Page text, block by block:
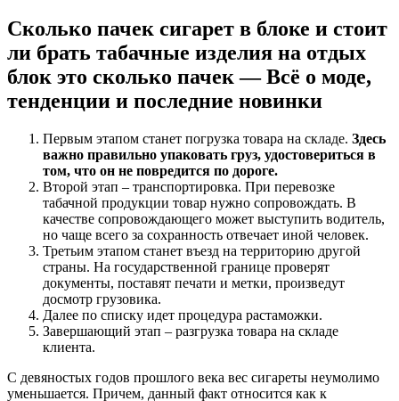
Сколько пачек сигарет в блоке и стоит
ли брать табачные изделия на отдых
блок это сколько пачек — Всё о моде,
тенденции и последние новинки
Первым этапом станет погрузка товара на складе. Здесь
важно правильно упаковать груз, удостовериться в
том, что он не повредится по дороге.
Второй этап – транспортировка. При перевозке
табачной продукции товар нужно сопровождать. В
качестве сопровождающего может выступить водитель,
но чаще всего за сохранность отвечает иной человек.
Третьим этапом станет въезд на территорию другой
страны. На государственной границе проверят
документы, поставят печати и метки, произведут
досмотр грузовика.
Далее по списку идет процедура растаможки.
Завершающий этап – разгрузка товара на складе
клиента.
С девяностых годов прошлого века вес сигареты неумолимо
уменьшается. Причем, данный факт относится как к